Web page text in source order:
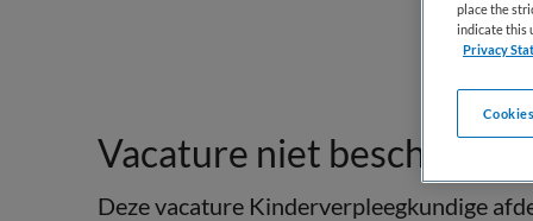
Vacature niet beschikbaar
Deze vacature Kinderverpleegkundige
place the
indicate this
Privacy